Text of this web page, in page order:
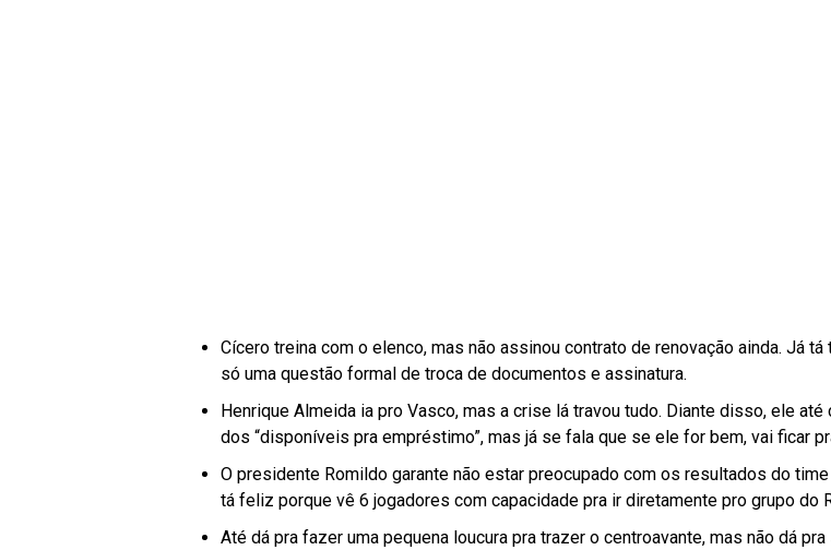
Cícero treina com o elenco, mas não assinou contrato de renovação ainda. Já tá
só uma questão formal de troca de documentos e assinatura.
Henrique Almeida ia pro Vasco, mas a crise lá travou tudo. Diante disso, ele até
dos “disponíveis pra empréstimo”, mas já se fala que se ele for bem, vai ficar
O presidente Romildo garante não estar preocupado com os resultados do
tá feliz porque vê 6 jogadores com capacidade pra ir diretamente pro grupo do
Até dá pra fazer uma pequena loucura pra trazer o centroavante, mas não dá